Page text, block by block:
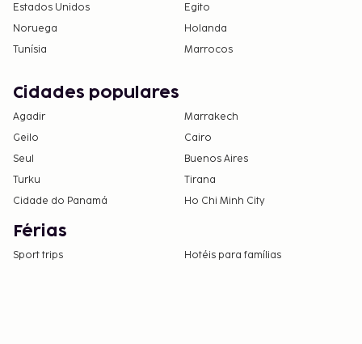
Estados Unidos
Egito
Noruega
Holanda
Tunísia
Marrocos
Cidades populares
Agadir
Marrakech
Geilo
Cairo
Seul
Buenos Aires
Turku
Tirana
Cidade do Panamá
Ho Chi Minh City
Férias
Sport trips Hotéis para famílias